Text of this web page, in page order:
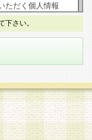
ただく個人情報
管理基準を満た
す。
利用目的の通
への提供の禁止
下さい。